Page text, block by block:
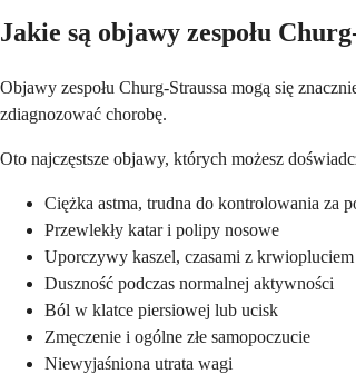
Jakie są objawy zespołu
Objawy zespołu Churg-Straussa mogą się
zdiagnozować chorobę.
Oto najczęstsze objawy, których możesz
Ciężka astma, trudna do kontrolowania za
Przewlekły katar i polipy nosowe
Uporczywy kaszel, czasami z krwiopluciem
Duszność podczas normalnej aktywności
Ból w klatce piersiowej lub ucisk
Zmęczenie i ogólne złe samopoczucie
Niewyjaśniona utrata wagi